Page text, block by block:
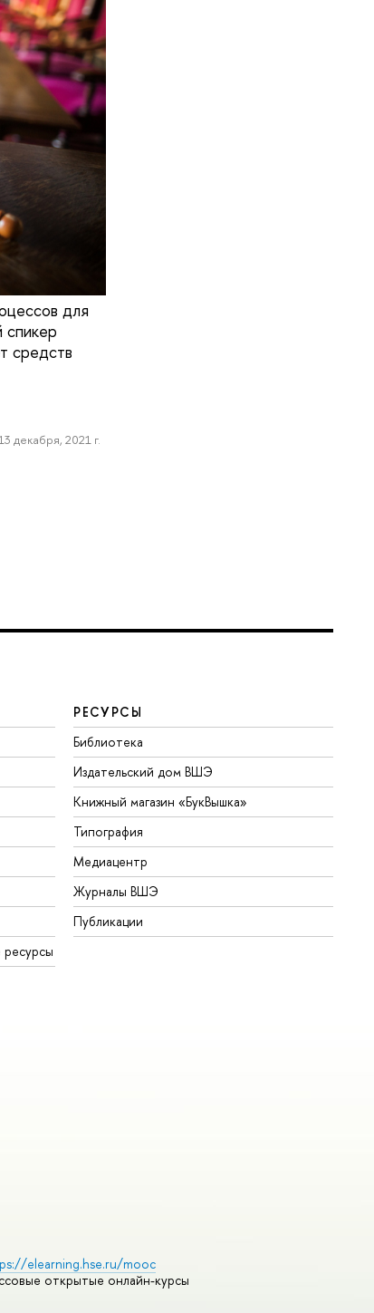
для
средств
декабря, 2021 г.
РЕСУРСЫ
Библиотека
Издательский дом ВШЭ
Книжный магазин «БукВышка»
Типография
Медиацентр
Журналы ВШЭ
Публикации
elearning.hse.ru/mooc
открытые онлайн-курсы